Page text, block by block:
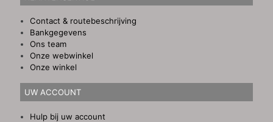
Contact & routebeschrijving
Bankgegevens
Ons team
Onze webwinkel
Onze winkel
UW ACCOUNT
Hulp bij uw account